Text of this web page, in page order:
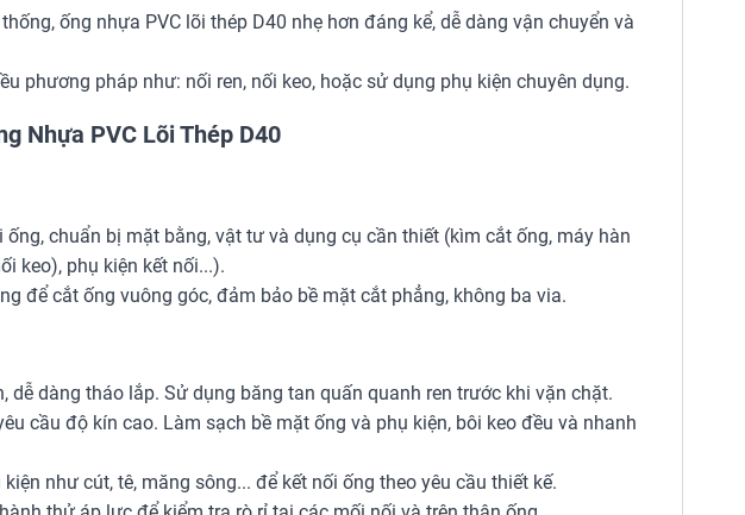
ống nhựa PVC lõi thép D40 nhẹ hơn đáng kể, dễ dàng vận chuyển và
phương pháp như: nối ren, nối keo, hoặc sử dụng phụ kiện chuyên dụng.
Nhựa PVC Lõi Thép D40
chuẩn bị mặt bằng, vật tư và dụng cụ cần thiết (kìm cắt ống, máy hàn
keo), phụ kiện kết nối...).
để cắt ống vuông góc, đảm bảo bề mặt cắt phẳng, không ba via.
dễ dàng tháo lắp. Sử dụng băng tan quấn quanh ren trước khi vặn chặt.
cầu độ kín cao. Làm sạch bề mặt ống và phụ kiện, bôi keo đều và nhanh
như cút, tê, măng sông... để kết nối ống theo yêu cầu thiết kế.